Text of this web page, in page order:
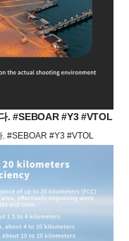
. #SEBOAR #Y3 #VTOL
#SEBOAR #Y3 #VTOL